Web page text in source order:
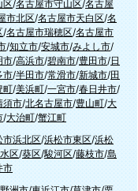
区/名古屋市守山区/名古屋
市北区/名古屋市天白区/名
/名古屋市瑞穂区/名古屋市
/知立市/安城市/みよし市/
市/高浜市/碧南市/豊田市/日
市/半田市/常滑市/新城市/田
町/美浜町/一宮市/春日井市/
須市/北名古屋市/豊山町/大
/大治町/蟹江町
市浜北区/浜松市東区/浜松
区/葵区/駿河区/藤枝市/島
市